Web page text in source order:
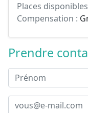
Places
Compensation :
Prendre